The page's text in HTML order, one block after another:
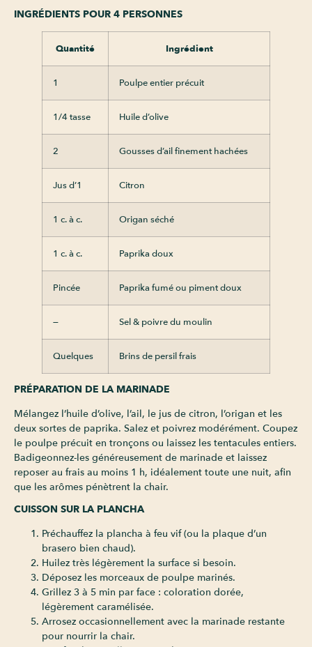
INGRÉDIENTS POUR 4 PERSONNES
Quantité Ingrédient
1 Poulpe entier précuit
1/4 tasse Huile d’olive
2 Gousses d’ail finement hachées
Jus d’1 Citron
1 c. à c. Origan séché
1 c. à c. Paprika doux
Pincée Paprika fumé ou piment doux
— Sel & poivre du moulin
Quelques Brins de persil frais
PRÉPARATION DE LA MARINADE
Mélangez l’huile d’olive, l’ail, le jus de citron, l’origan et les
deux sortes de paprika. Salez et poivrez modérément. Coupez
le poulpe précuit en tronçons ou laissez les tentacules entiers.
Badigeonnez-les généreusement de marinade et laissez
reposer au frais au moins 1 h, idéalement toute une nuit, afin
que les arômes pénètrent la chair.
CUISSON SUR LA PLANCHA
Préchauffez la plancha à feu vif (ou la plaque d’un
brasero bien chaud).
Huilez très légèrement la surface si besoin.
Déposez les morceaux de poulpe marinés.
Grillez 3 à 5 min par face : coloration dorée,
légèrement caramélisée.
Arrosez occasionnellement avec la marinade restante
pour nourrir la chair.